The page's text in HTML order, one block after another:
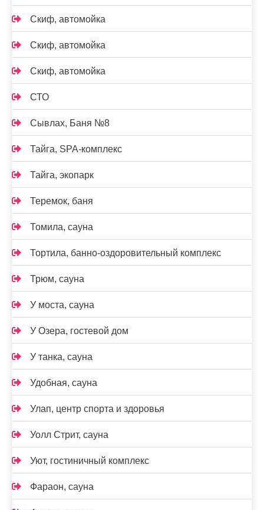
Скиф, автомойка
Скиф, автомойка
Скиф, автомойка
СТО
Сывлах, Баня №8
Тайга, SPA-комплекс
Тайга, экопарк
Теремок, баня
Томила, сауна
Тортила, банно-оздоровительный комплекс
Трюм, сауна
У моста, сауна
У Озера, гостевой дом
У танка, сауна
Удобная, сауна
Улап, центр спорта и здоровья
Уолл Стрит, сауна
Уют, гостиничный комплекс
Фараон, сауна